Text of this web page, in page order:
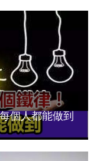
個人都能做到